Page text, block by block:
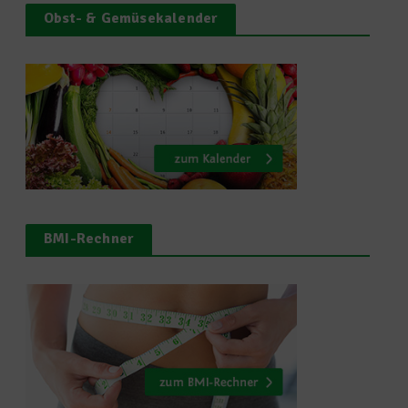
Obst- & Gemüsekalender
BMI-Rechner